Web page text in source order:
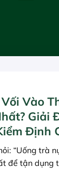
Vào
Giải
Định
“Uống trà
để tận dụng